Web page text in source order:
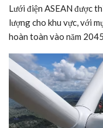
Lưới điện ASEAN được
lượng cho khu vực, với
hoàn toàn vào năm